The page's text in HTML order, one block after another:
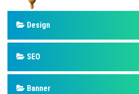
Design
SEO
Banner